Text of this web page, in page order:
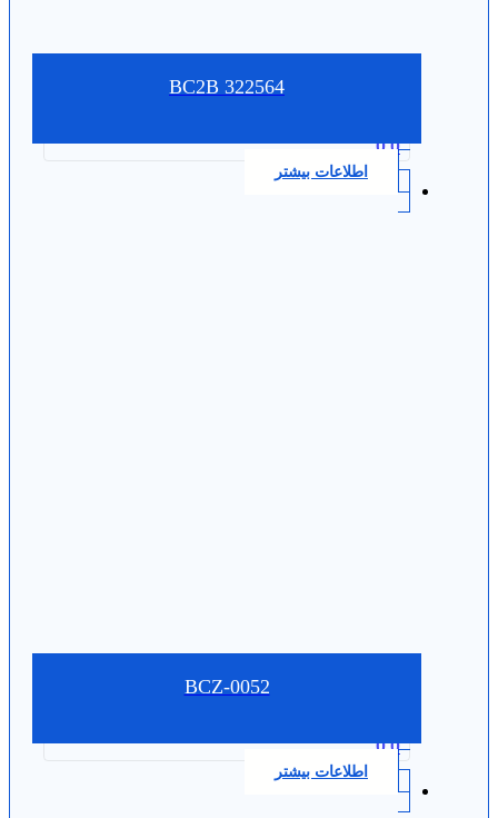
BC2B 322564
0.0
اطلاعات بیشتر
BCZ-0052
0.0
اطلاعات بیشتر